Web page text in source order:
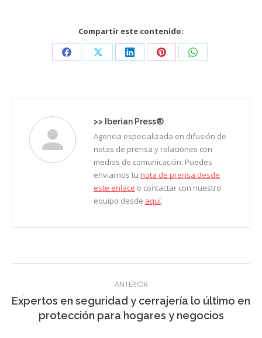
Compartir este contenido:
Share
Facebook
Share
X
Share
LinkedIn
Share
Pinterest
Share
WhatsApp
>> Iberian Press®
Agencia especializada en difusión de
notas de prensa y relaciones con
medios de comunicación. Puedes
enviarnos tu nota de prensa desde
este enlace o contactar con nuestro
equipo desde aquí.
entre
entradas
ANTERIOR
Entrada
anterior:
Expertos en seguridad y cerrajería lo último en
protección para hogares y negocios